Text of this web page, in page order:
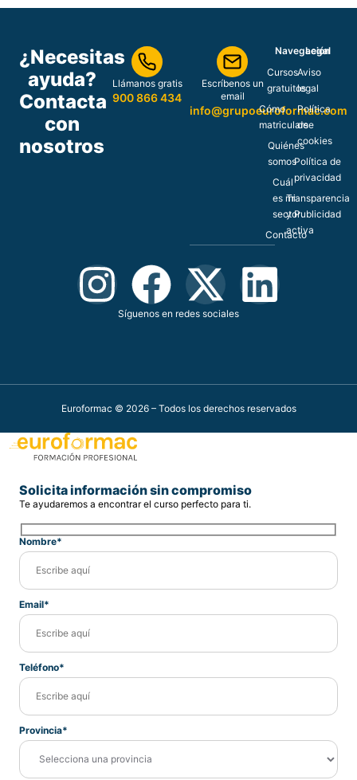
¿Necesitas
ayuda?
Contacta
con
nosotros
Llámanos gratis
900 866 434
Escríbenos un
email
info@grupoeuroformac.com
Navegación
Cursos
gratuitos
Cómo
matricularse
Quiénes
somos
Cuál
es mi
sector
Contacto
Legal
Aviso
legal
Política
de
cookies
Política de
privacidad
Transparencia
y Publicidad
activa
Síguenos en redes sociales
Euroformac © 2026 – Todos los derechos reservados
Solicita información sin compromiso
Te ayudaremos a encontrar el curso perfecto para ti.
Nombre*
Email*
Teléfono*
Provincia*